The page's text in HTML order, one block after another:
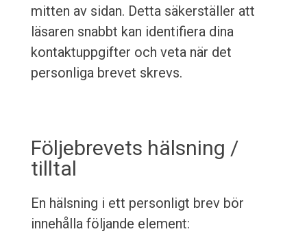
mitten av sidan. Detta säkerställer att
läsaren snabbt kan identifiera dina
kontaktuppgifter och veta när det
personliga brevet skrevs.
Följebrevets hälsning /
tilltal
En hälsning i ett personligt brev bör
innehålla följande element: